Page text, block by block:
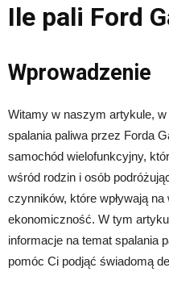
Ile pali Ford
Wprowadzenie
Witamy w naszym artykule,
spalania paliwa przez Forda
samochód wielofunkcyjny,
wśród rodzin i osób
czynników, które wpływają
ekonomiczność. W tym
informacje na temat spalania
pomóc Ci podjąć świadomą